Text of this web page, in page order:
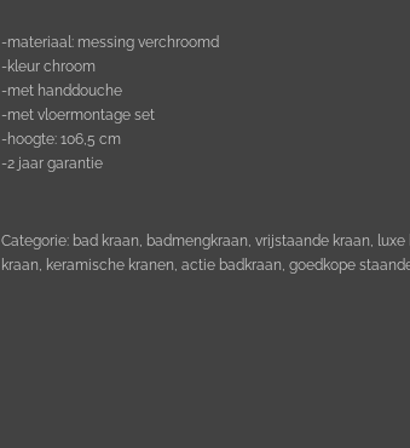
-materiaal: messing verchroomd
-kleur chroom
-met handdouche
-met vloermontage set
-hoogte: 106,5 cm
-2 jaar garantie
Categorie: bad kraan, badmengkraan, vrijstaande kraan, luxe
kraan, keramische kranen, actie badkraan, goedkope